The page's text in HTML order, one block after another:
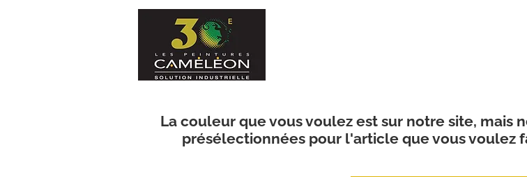
La couleur que vous voulez est sur notre site, mais
présélectionnées pour l'article que vous voulez